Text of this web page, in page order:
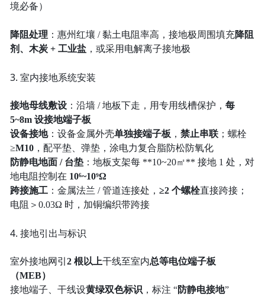
境必备）
降阻处理 ：惠州红壤 / 黏土电阻率高，接地极周围填充降阻
剂、木炭 + 工业盐，或采用电解离子接地极
3. 室内接地系统安装
接地母线敷设：沿墙 / 地板下走，用专用线槽保护， 每
5~8m 设接地端子板
设备接地：设备金属外壳单独接端子板， 禁止串联；螺栓
≥M10，配平垫、弹垫，涂电力复合脂防松防氧化
防静电地面 / 台垫：地板支架每 **10~20㎡** 接地 1 处，对
地电阻控制在 10⁶~10⁹Ω
跨接施工：金属法兰 / 管道连接处， ≥2 个螺栓直接跨接；
电阻＞0.03Ω 时，加铜编织带跨接
4. 接地引出与标识
室外接地网引 2 根以上干线至室内总等电位端子板
（MEB）
接地端子、干线设黄绿双色标识，标注 “防静电接地”